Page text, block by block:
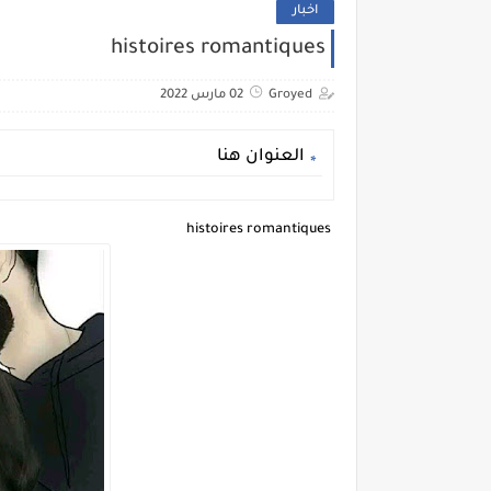
اخبار
histoires romantiques
Groyed 02 مارس 2022
العنوان هنا